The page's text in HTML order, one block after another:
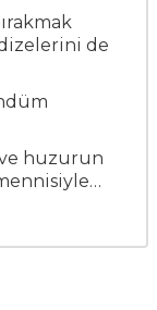
de
huzurun